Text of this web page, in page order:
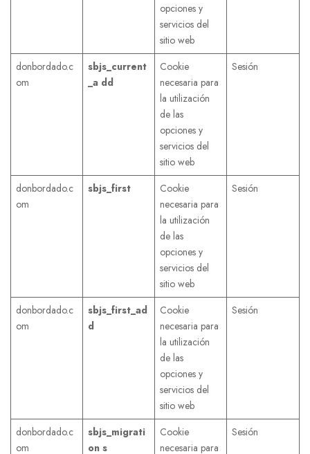
opciones y
servicios del
sitio web
donbordado.c
om
sbjs_current
_a dd
Cookie
necesaria para
la utilización
de las
opciones y
servicios del
sitio web
Sesión
donbordado.c
om
sbjs_first
Cookie
necesaria para
la utilización
de las
opciones y
servicios del
sitio web
Sesión
donbordado.c
om
sbjs_first_ad
d
Cookie
necesaria para
la utilización
de las
opciones y
servicios del
sitio web
Sesión
donbordado.c
om
sbjs_migrati
on s
Cookie
necesaria para
Sesión